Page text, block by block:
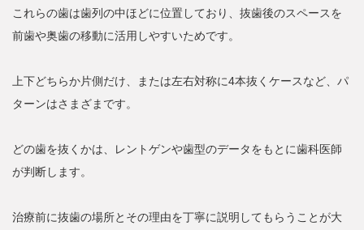
これらの歯は歯列の中ほどに位置しており、抜歯後のスペースを
前歯や奥歯の移動に活用しやすいためです。
上下どちらか片側だけ、または左右対称に4本抜くケースなど、パ
ターンはさまざまです。
どの歯を抜くかは、レントゲンや歯型のデータをもとに歯科医師
が判断します。
治療前に抜歯の場所とその理由を丁寧に説明してもらうことが大